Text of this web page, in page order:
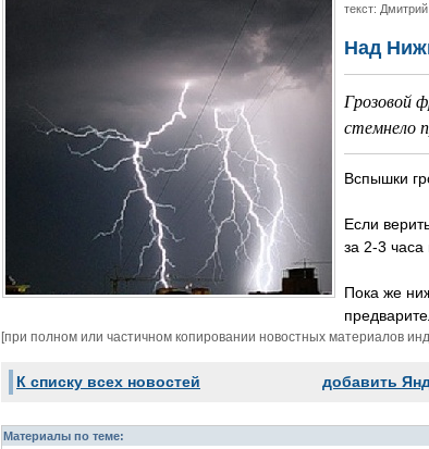
текст:
Над
Грозовой
стемнело
Вспышки
Если
за 2-3 часа
Пока же
[при полном или частичном копировании новостных материалов
К списку всех новостей добавить
Материалы по теме: